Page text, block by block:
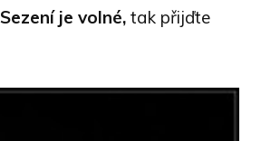
Sezení je volné, tak přijďte